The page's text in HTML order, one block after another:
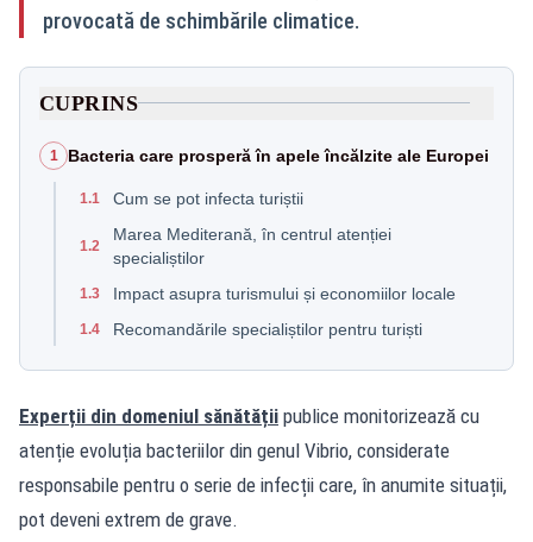
provocată de schimbările climatice.
CUPRINS
1 Bacteria care prosperă în apele încălzite ale Europei
1.1 Cum se pot infecta turiștii
1.2
Marea Mediterană, în centrul atenției
specialiștilor
1.3 Impact asupra turismului și economiilor locale
1.4 Recomandările specialiștilor pentru turiști
Experții din domeniul sănătății publice monitorizează cu
atenție evoluția bacteriilor din genul Vibrio, considerate
responsabile pentru o serie de infecții care, în anumite situații,
pot deveni extrem de grave.